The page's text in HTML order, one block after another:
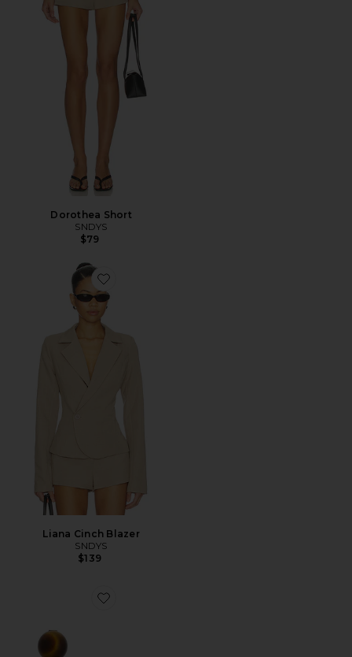
Dorothea Short
SNDYS
$79
Favorite Liana Cinch Blazer
Liana Cinch Blazer
SNDYS
$139
Favorite Cara Earrings